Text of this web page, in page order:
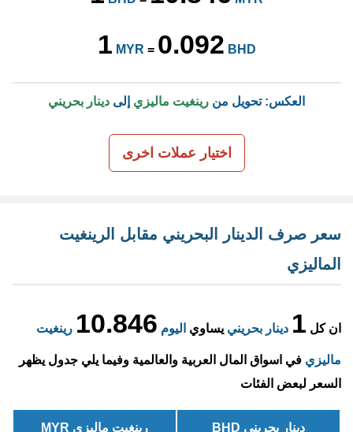
1 MYR = 0.092 BHD
العكس: تحويل من رينغيت ماليزي إلى دينار بحريني
اختيار عملات اخرى
سعر صرف الدينار البحريني مقابل الرينغيت
الماليزي
ان كل 1 دينار بحريني يساوي اليوم 10.846 رينغيت
ماليزي في اسواق المال العربية والعالمية وفيما يلي جدول يظهر
السعر لبعض الفئات
دينار بحريني BHD رينغيت ماليزي MYR